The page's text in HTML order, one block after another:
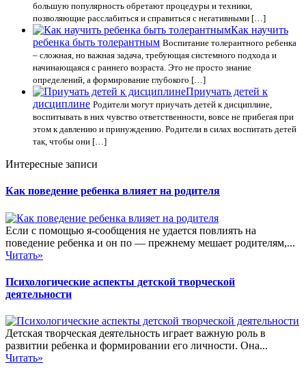
большую популярность обретают процедуры и техники,
позволяющие расслабиться и справиться с негативными […]
Как научить
ребенка быть толерантным Воспитание толерантного ребенка
– сложная, но важная задача, требующая системного подхода и
начинающаяся с раннего возраста. Это не просто знание
определений, а формирование глубокого […]
Приучать детей к
дисциплине Родители могут приучать детей к дисциплине,
воспитывать в них чувство ответственности, вовсе не прибегая при
этом к давлению и принуждению. Родители в силах воспитать детей
так, чтобы они […]
Интересные записи
Как поведение ребенка влияет на родителя
Если с помощью я-сообщения не удается повлиять на
поведение ребенка и он по — прежнему мешает родителям,...
Читать»
Психологические аспекты детской творческой
деятельности
Детская творческая деятельность играет важную роль в
развитии ребенка и формировании его личности. Она...
Читать»